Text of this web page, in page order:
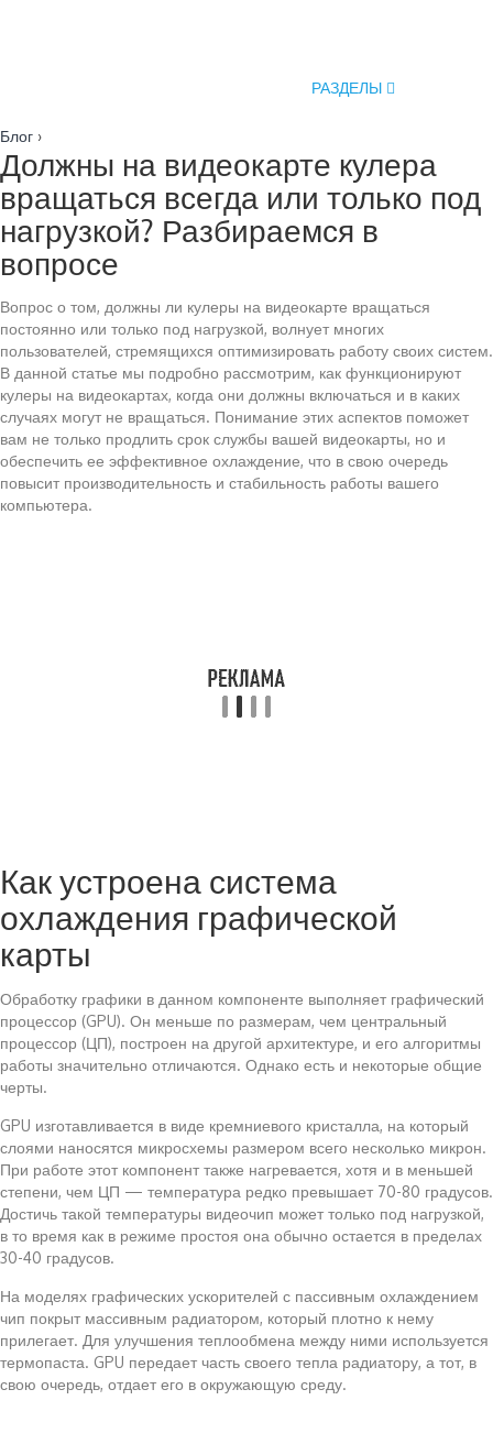
РАЗДЕЛЫ
Блог ›
Должны на видеокарте кулера
вращаться всегда или только под
нагрузкой? Разбираемся в
вопросе
Вопрос о том, должны ли кулеры на видеокарте вращаться
постоянно или только под нагрузкой, волнует многих
пользователей, стремящихся оптимизировать работу своих систем.
В данной статье мы подробно рассмотрим, как функционируют
кулеры на видеокартах, когда они должны включаться и в каких
случаях могут не вращаться. Понимание этих аспектов поможет
вам не только продлить срок службы вашей видеокарты, но и
обеспечить ее эффективное охлаждение, что в свою очередь
повысит производительность и стабильность работы вашего
компьютера.
Как устроена система
охлаждения графической
карты
Обработку графики в данном компоненте выполняет графический
процессор (GPU). Он меньше по размерам, чем центральный
процессор (ЦП), построен на другой архитектуре, и его алгоритмы
работы значительно отличаются. Однако есть и некоторые общие
черты.
GPU изготавливается в виде кремниевого кристалла, на который
слоями наносятся микросхемы размером всего несколько микрон.
При работе этот компонент также нагревается, хотя и в меньшей
степени, чем ЦП — температура редко превышает 70-80 градусов.
Достичь такой температуры видеочип может только под нагрузкой,
в то время как в режиме простоя она обычно остается в пределах
30-40 градусов.
На моделях графических ускорителей с пассивным охлаждением
чип покрыт массивным радиатором, который плотно к нему
прилегает. Для улучшения теплообмена между ними используется
термопаста. GPU передает часть своего тепла радиатору, а тот, в
свою очередь, отдает его в окружающую среду.